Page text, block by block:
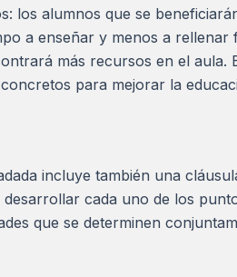
los alumnos que se
a enseñar y menos a
más recursos en el aula.
para mejorar la
incluye también una
cada uno de los
que se determinen